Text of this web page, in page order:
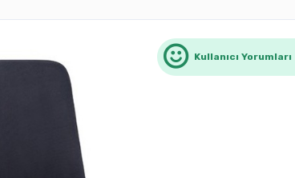
Kullanıcı Yorumları